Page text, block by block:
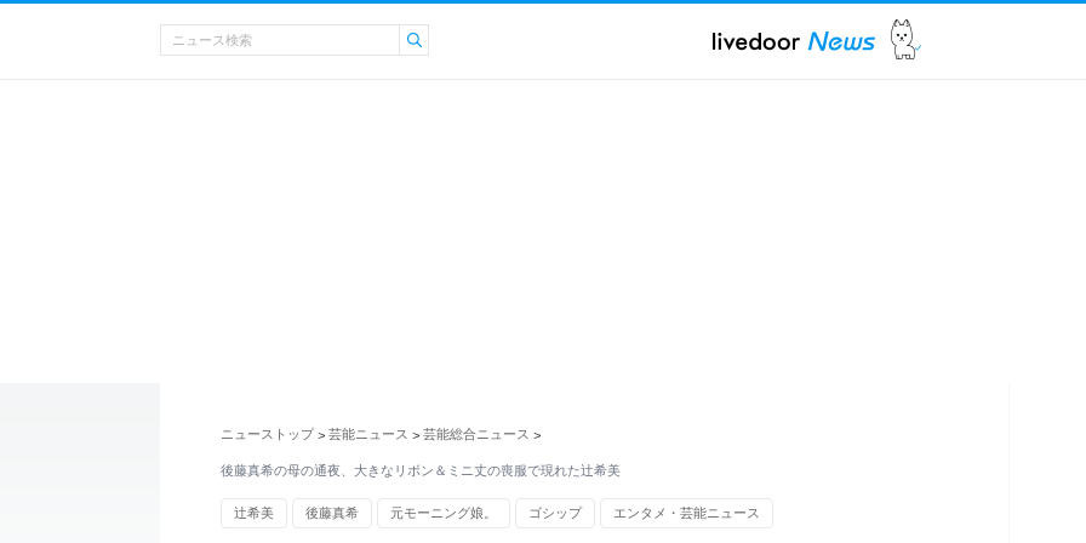
ニューストップ > 芸能ニュース > 芸能総合ニュース >
後藤真希の母の通夜、大きなリボン＆ミニ丈の喪服で現れた辻希美
辻希美 後藤真希 元モーニング娘。 ゴシップ エンタメ・芸能ニュース